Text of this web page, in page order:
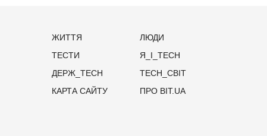
ЖИТТЯ
ЛЮДИ
ТЕСТИ
Я_І_TECH
ДЕРЖ_TECH
TECH_СВІТ
КАРТА САЙТУ
ПРО BIT.UA